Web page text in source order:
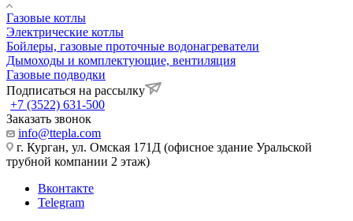
Газовые котлы
Электрические котлы
Бойлеры, газовые проточные водонагреватели
Дымоходы и комплектующие, вентиляция
Газовые подводки
Подписаться на рассылку
+7 (3522) 631-500
Заказать звонок
info@ttepla.com
г. Курган, ул. Омская 171Д (офисное здание Уральской
трубной компании 2 этаж)
Вконтакте
Telegram